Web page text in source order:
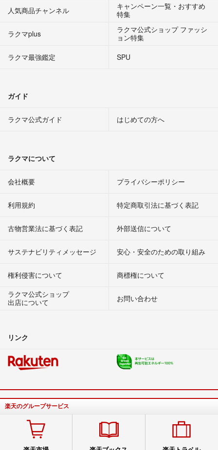
人気商品チャンネル
キャンペーン一覧・おすすめ
特集
ラクマplus
ラクマ公式ショップ ファッシ
ョン特集
ラクマ最強鑑定
SPU
ガイド
ラクマ公式ガイド はじめての方へ
ラクマについて
会社概要 プライバシーポリシー
利用規約 特定商取引法に基づく表記
古物営業法に基づく表記 外部送信について
サステナビリティメッセージ 安心・安全のための取り組み
権利侵害について
商標権について
ラクマ公式ショップ
出店について
お問い合わせ
リンク
楽天のグループサービス